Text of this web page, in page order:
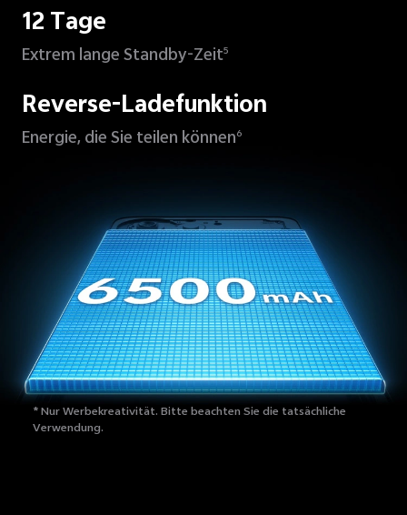
12 Tage
Extrem lange Standby-Zeit5
Reverse-Ladefunktion
Energie, die Sie teilen können6
* Nur Werbekreativität. Bitte beachten Sie die tatsächliche
Verwendung.